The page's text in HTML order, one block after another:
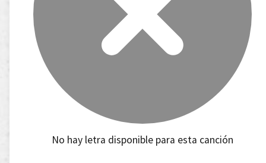
No hay letra disponible para esta canción